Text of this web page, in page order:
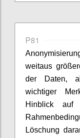
P81
weitaus
der Daten,
wichtiger
Hinblick auf
Löschung